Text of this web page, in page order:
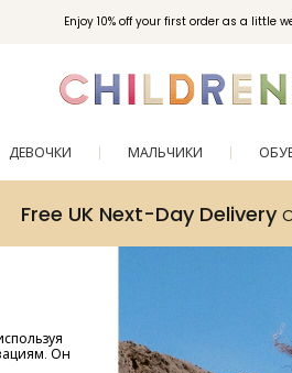
Enjoy 10% off your first order as a little
ДЕВОЧКИ МАЛЬЧИКИ
Free UK Next-Day Delivery
Он